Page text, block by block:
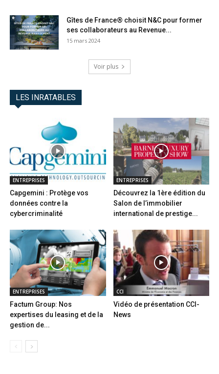
Gîtes de France® choisit N&C pour former
ses collaborateurs au Revenue...
15 mars 2024
Voir plus
LES INRATABLES
ENTREPRISES
Capgemini : Protège vos
données contre la
cybercriminalité
ENTREPRISES
Découvrez la 1ère édition du
Salon de l’immobilier
international de prestige...
ENTREPRISES
Factum Group: Nos
expertises du leasing et de la
gestion de...
CCI
Vidéo de présentation CCI-
News